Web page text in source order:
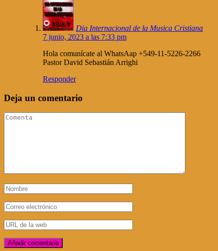
Dia Internacional de la Musica Cristiana
7 junio, 2023 a las 7:33 pm
Hola comunícate al WhatsAap +549-11-5226-2266
Pastor David Sebastián Arrighi
Responder
Deja un comentario